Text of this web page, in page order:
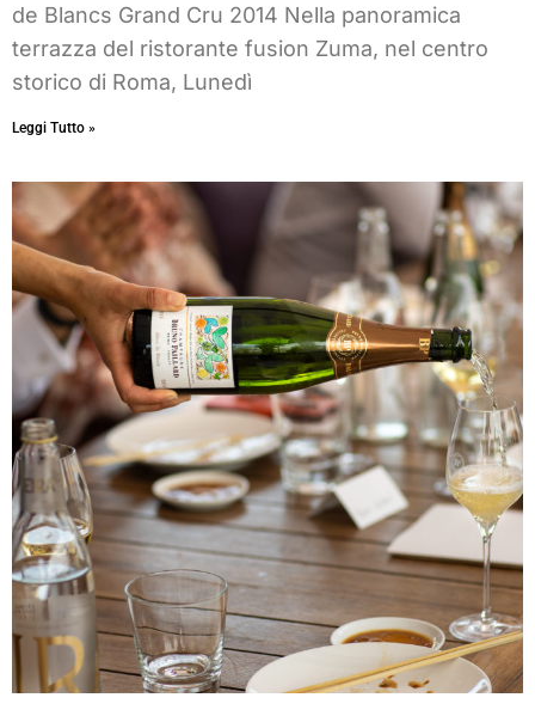
de Blancs Grand Cru 2014 Nella panoramica
terrazza del ristorante fusion Zuma, nel centro
storico di Roma, Lunedì
Leggi Tutto »